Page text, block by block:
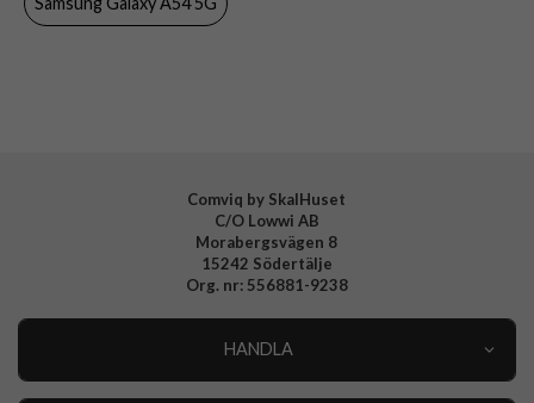
Varumärke
Comviq by SkalHuset
C/O Lowwi AB
Morabergsvägen 8
15242 Södertälje
Org. nr: 556881-9238
HANDLA